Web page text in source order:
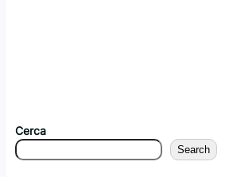
Cerca
Search